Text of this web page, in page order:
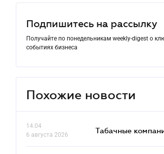
Подпишитесь на рассылку
Получайте по понедельникам weekly-digest о
событиях бизнеса
Похожие новости
14.04
6 августа 2026
Табачные